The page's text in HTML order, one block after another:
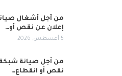
من أجل أشغال
إعلان عن نقص أو…
5 أغسطس, 2026
من أجل صيانة
نقص أو انقطاع…